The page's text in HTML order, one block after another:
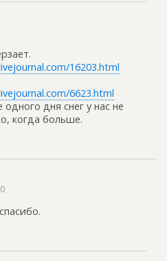
16203.html
6623.html
дня снег у нас не
когда больше.